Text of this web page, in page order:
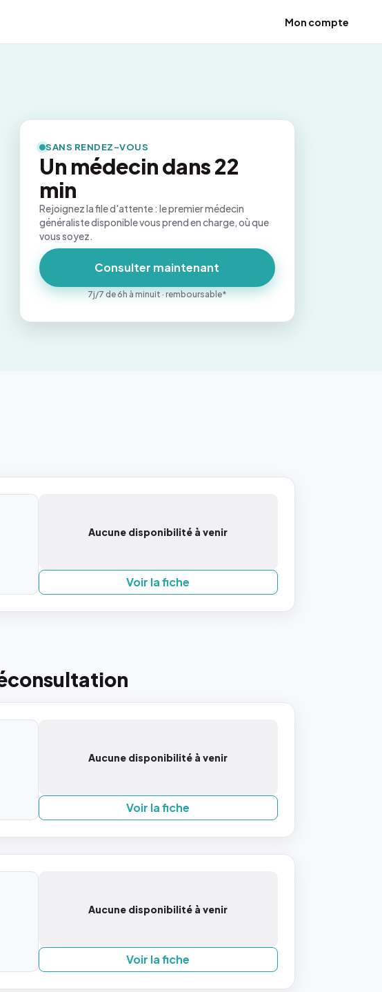
Mon compte
SANS RENDEZ-VOUS
Un médecin dans 22
min
Rejoignez la file d'attente : le premier médecin
généraliste disponible vous prend en charge, où que
vous soyez.
Consulter maintenant
7j/7 de 6h à minuit · remboursable*
Aucune disponibilité à venir
Voir la fiche
Aucune disponibilité à venir
Voir la fiche
Aucune disponibilité à venir
Voir la fiche